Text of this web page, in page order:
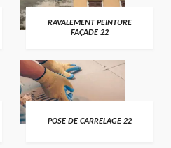
RAVALEMENT PEINTURE
FAÇADE 22
POSE DE CARRELAGE 22